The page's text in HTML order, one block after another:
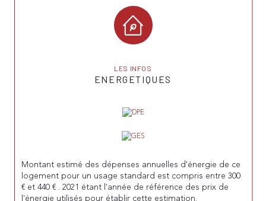
LES INFOS
ENERGETIQUES
Montant estimé des dépenses annuelles d'énergie de ce
logement pour un usage standard est compris entre 300
€ et 440 € . 2021 étant l'année de référence des prix de
l'énergie utilisés pour établir cette estimation.